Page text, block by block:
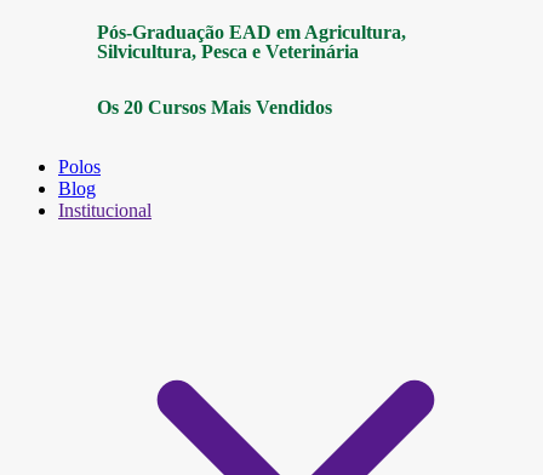
Pós-Graduação EAD em Agricultura,
Silvicultura, Pesca e Veterinária
Os 20 Cursos Mais Vendidos
Polos
Blog
Institucional